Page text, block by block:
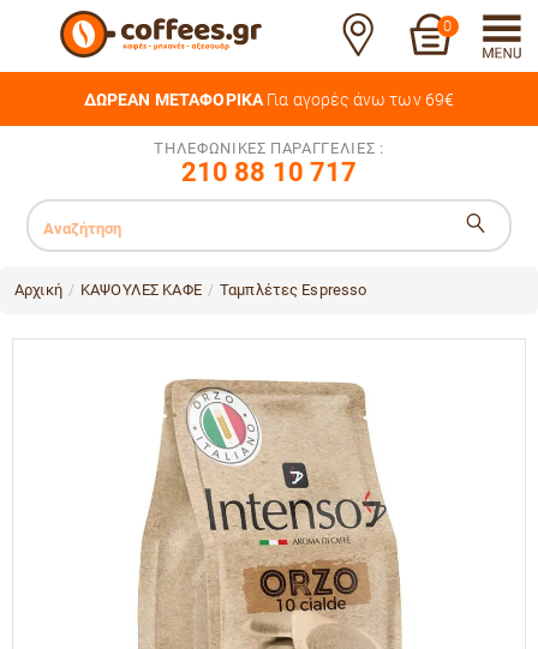
0
ΔΩΡΕΑΝ ΜΕΤΑΦΟΡΙΚΑ Για αγορές άνω των 69€
ΤΗΛΕΦΩΝΙΚΕΣ ΠΑΡΑΓΓΕΛΙΕΣ :
210 88 10 717
Αρχική / ΚΑΨΟΥΛΕΣ ΚΑΦΕ / Ταμπλέτες Espresso